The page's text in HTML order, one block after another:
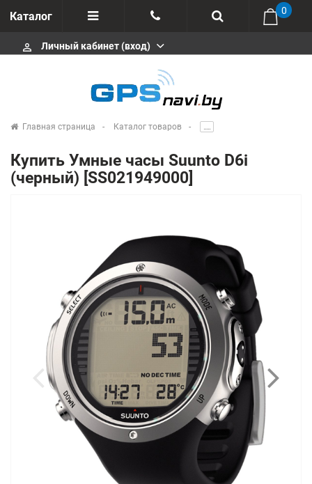
Каталог
Отзывы
+375 291646666
msa333
info@gpsnavi.by
0
perm_identity Личный кабинет (вход)
Главная страница Каталог товаров .....
Купить Умные часы Suunto D6i
(черный) [SS021949000]